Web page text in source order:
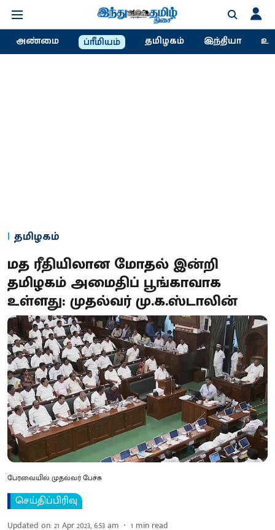
அண்மை ப்ரீமியம் தமிழகம் இந்தியா
தமிழகம்
மத ரீதியிலான மோதல் இன்றி
தமிழகம் அமைதிப் பூங்காவாக
உள்ளது: முதல்வர் மு.க.ஸ்டாலின்
பேரவையில் முதல்வர் பேச்சு
செய்திப்பிரிவு
Updated on:21 Apr 2023, 6:53 am 1 min read